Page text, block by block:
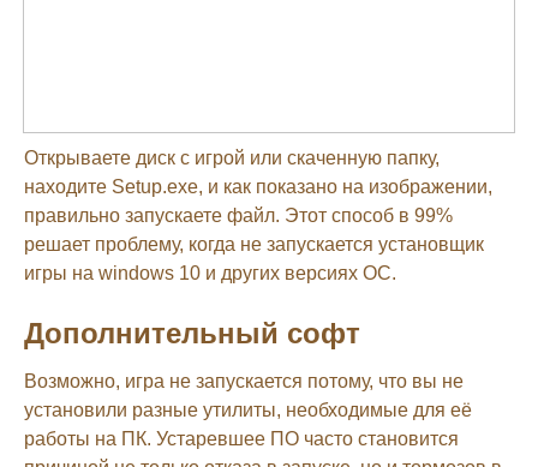
Открываете диск с игрой или скаченную папку,
находите Setup.exe, и как показано на изображении,
правильно запускаете файл. Этот способ в 99%
решает проблему, когда не запускается установщик
игры на windows 10 и других версиях ОС.
Дополнительный софт
Возможно, игра не запускается потому, что вы не
установили разные утилиты, необходимые для её
работы на ПК. Устаревшее ПО часто становится